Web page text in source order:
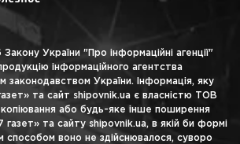
України "Про інформаційні агенції"
інформаційного агентства
законодавством України. Інформація, яку
та сайт shipovnik.ua є власністю ТОВ
або будь-яке інше поширення
газет» та сайту shipovnik.ua, в якій би формі
способом воно не здійснювалося, суворо